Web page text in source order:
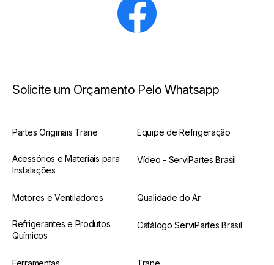
Solicite um Orçamento Pelo Whatsapp
Partes Originais Trane Equipe de Refrigeração
Acessórios e Materiais para
Instalações
Vídeo - ServiPartes Brasil
Motores e Ventiladores Qualidade do Ar
Refrigerantes e Produtos
Químicos
Catálogo ServiPartes Brasil
Ferramentas Trane